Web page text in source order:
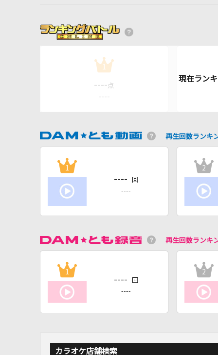
1
---- 点
----
再生回数ランキ
1
---- 回
----
2
再生回数ランキ
1
---- 回
----
2
カラオケ店舗検索